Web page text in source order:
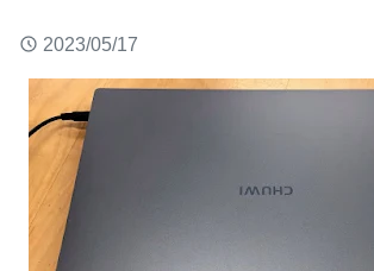
2023/05/17